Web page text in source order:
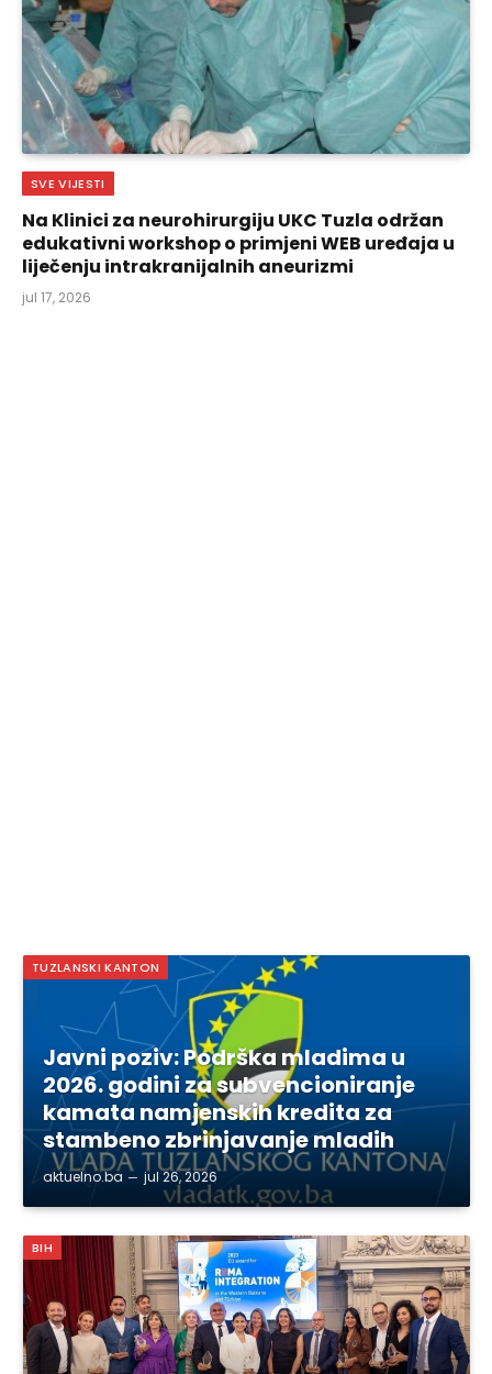
SVE VIJESTI
Na Klinici za neurohirurgiju UKC Tuzla održan
edukativni workshop o primjeni WEB uređaja u
liječenju intrakranijalnih aneurizmi
jul 17, 2026
TUZLANSKI KANTON
Javni poziv: Podrška mladima u
2026. godini za subvencioniranje
kamata namjenskih kredita za
stambeno zbrinjavanje mladih
aktuelno.ba jul 26, 2026
BIH